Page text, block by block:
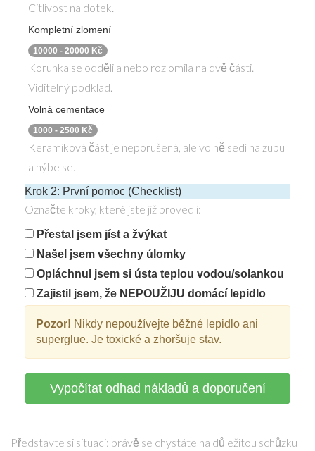
Citlivost na dotek.
Kompletní zlomení
10000 - 20000 Kč
Korunka se oddělila nebo rozlomila na dvě části.
Viditelný podklad.
Volná cementace
1000 - 2500 Kč
Keramiková část je neporušená, ale volně sedí na zubu
a hýbe se.
Krok 2: První pomoc (Checklist)
Označte kroky, které jste již provedli:
Přestal jsem jíst a žvýkat
Našel jsem všechny úlomky
Opláchnul jsem si ústa teplou vodou/solankou
Zajistil jsem, že NEPOUŽIJU domácí lepidlo
Pozor! Nikdy nepoužívejte běžné lepidlo ani
superglue. Je toxické a zhoršuje stav.
Vypočítat odhad nákladů a doporučení
Představte si situaci: právě se chystáte na důležitou schůzku